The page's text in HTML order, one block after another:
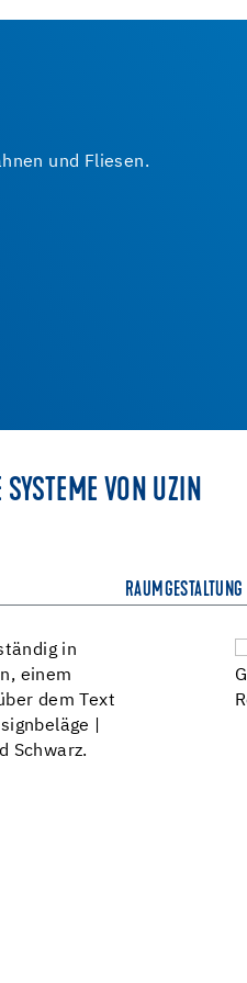
und Fliesen.
VON UZIN